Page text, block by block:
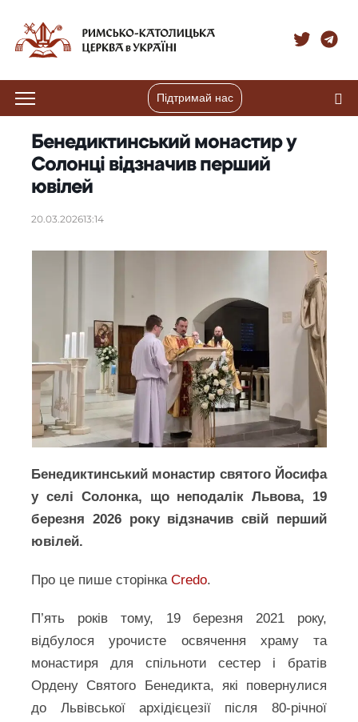
Підтримай нас
Бенедиктинський монастир у
Солонці відзначив перший
ювілей
20.03.202613:14
Бенедиктинський монастир святого Йосифа
у селі Солонка, що неподалік Львова, 19
березня 2026 року відзначив свій перший
ювілей.
Про це пише сторінкаCredo.
П’ять років тому, 19 березня 2021 року,
відбулося урочисте освячення храму та
монастиря для спільноти сестер і братів
Ордену Святого Бенедикта, які повернулися
до Львівської архідієцезії після 80-річної